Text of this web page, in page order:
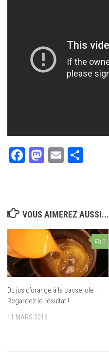
Facebook
Mastodon
Email
VOUS AIMEREZ AUSSI...
0
Du jus d’orange à la casserole :
Regardez le résultat !
11 MARS 2015